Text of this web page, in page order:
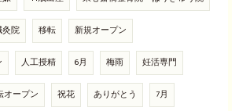
院 移転 新規オープン
人工授精 6月 梅雨 妊活専門
オープン 祝花 ありがとう 7月